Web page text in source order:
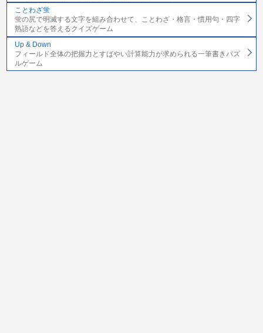
ことわざ蛍
蛍の尻で明滅する文字を組み合わせて、ことわざ・格言・慣用句・四字
熟語などを答えるクイズゲーム
Up & Down
フィールド全体の把握力とすばやい計算能力が求められる一筆書きパズ
ルゲーム